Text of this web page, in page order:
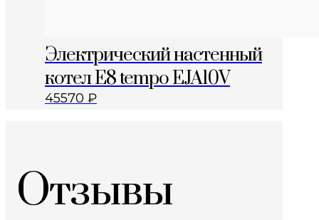
Электрический настенный
котел E8 tempo EJA10V
45570 ₽
Отзывы